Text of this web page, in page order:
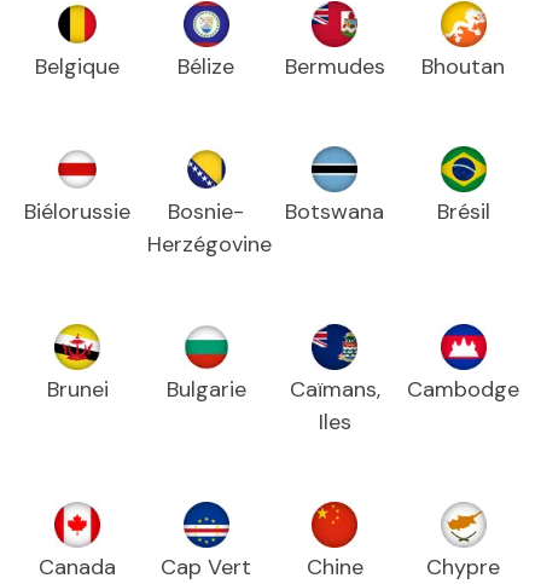
Belgique Bélize Bermudes Bhoutan
Biélorussie
Bosnie-
Herzégovine
Botswana Brésil
Brunei Bulgarie
Caïmans,
Iles
Cambodge
Canada Cap Vert Chine Chypre